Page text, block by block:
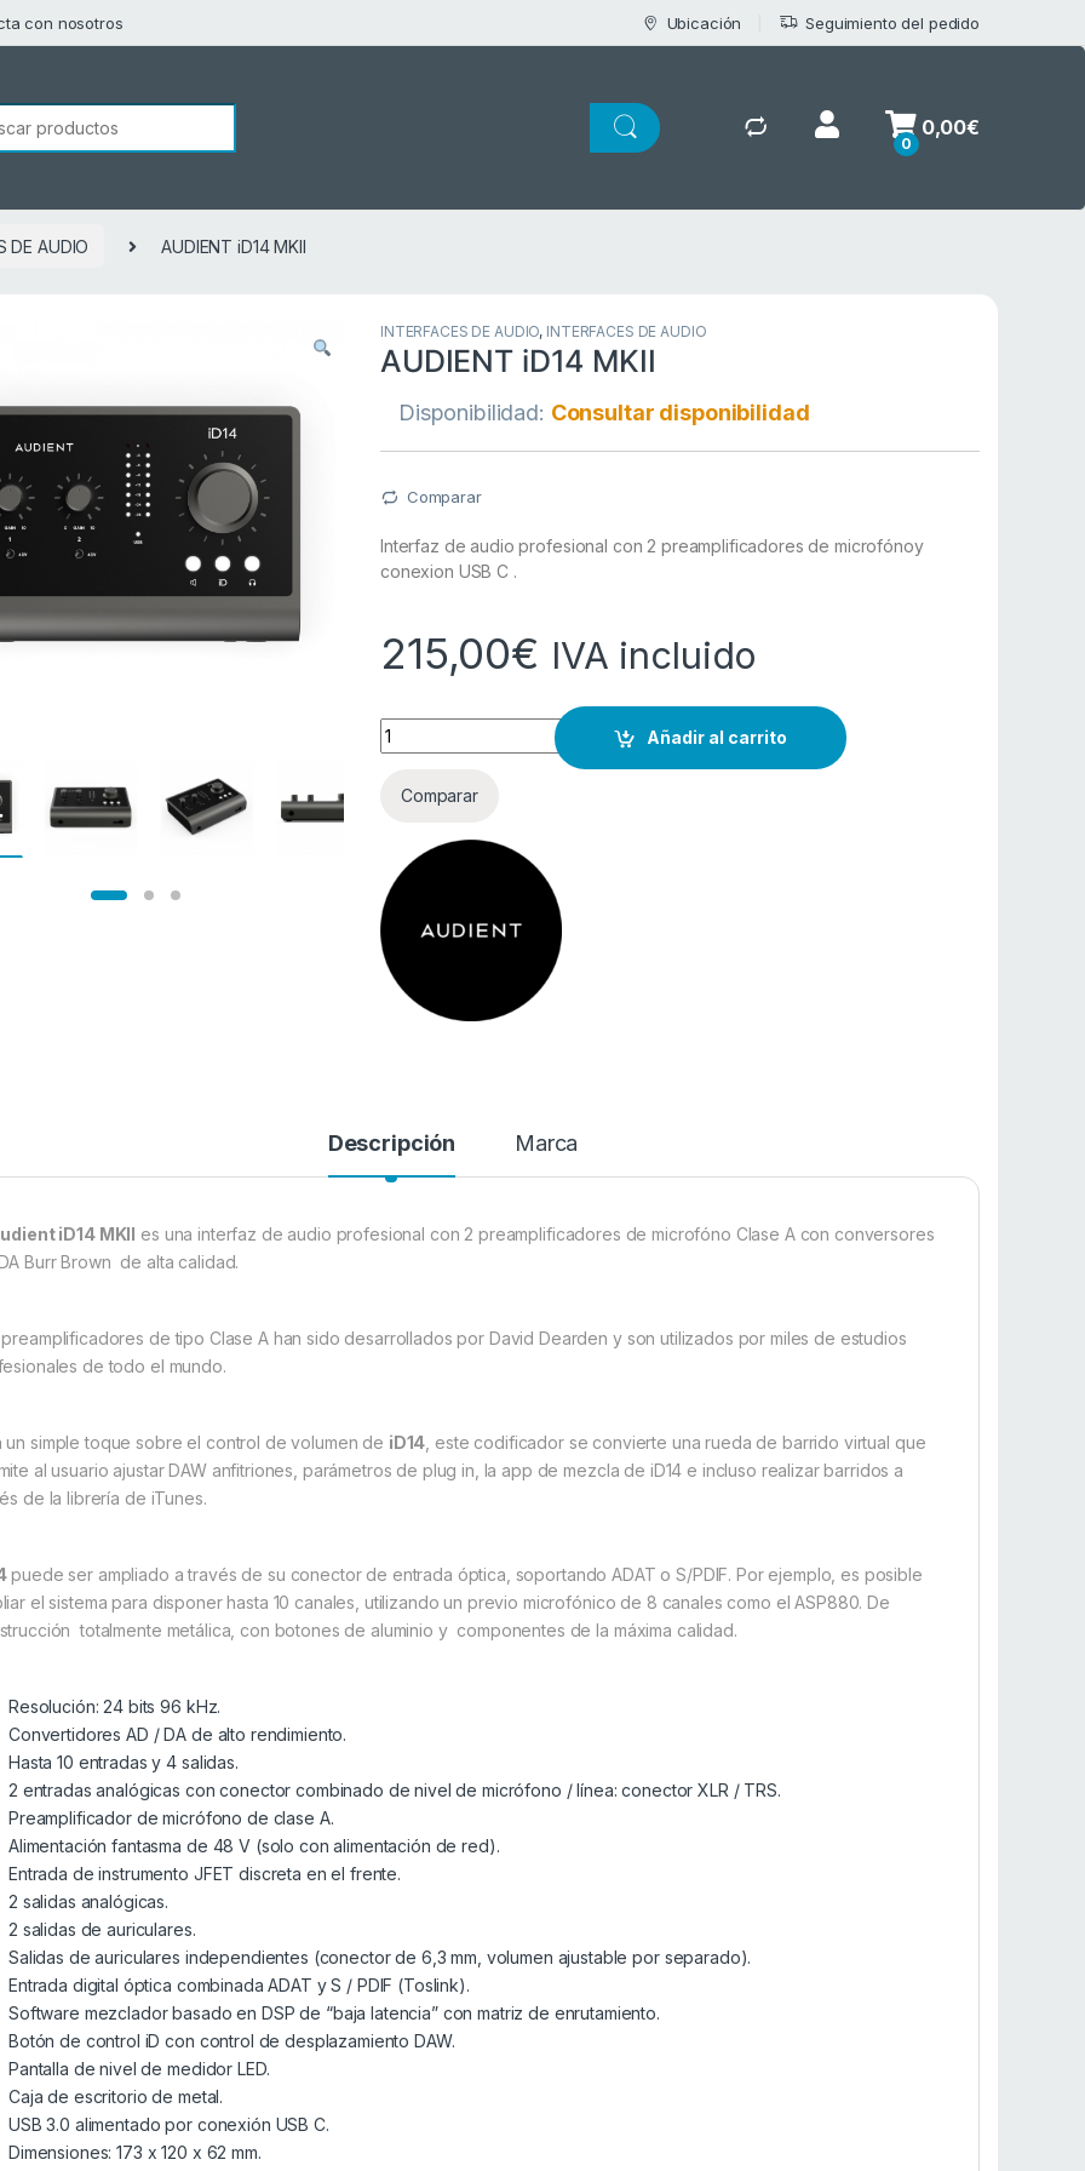
con nosotros Ubicación Seguimiento del pedido
de:
0
0,00€
DE AUDIO AUDIENT iD14 MKII
INTERFACES DE AUDIO, INTERFACES DE AUDIO
AUDIENT iD14 MKII
Disponibilidad: Consultar disponibilidad
Comparar
Interfaz de audio profesional con 2 preamplificadores de microfónoy
conexion USB C .
215,00€ IVA incluido
Cantidad
Añadir al carrito
Comparar
Descripción Marca
iD14 MKII es una interfaz de audio profesional con 2 preamplificadores de microfóno Clase A con conversores
Burr Brown de alta calidad.
de tipo Clase A han sido desarrollados por David Dearden y son utilizados por miles de estudios
de todo el mundo.
un simple toque sobre el control de volumen de iD14 , este codificador se convierte una rueda de barrido virtual que
al usuario ajustar DAW anfitriones, parámetros de plug in, la app de mezcla de iD14 e incluso realizar barridos a
de la librería de iTunes.
puede ser ampliado a través de su conector de entrada óptica, soportando ADAT o S/PDIF. Por ejemplo, es posible
el sistema para disponer hasta 10 canales, utilizando un previo microfónico de 8 canales como el ASP880. De
totalmente metálica, con botones de aluminio y componentes de la máxima calidad.
Resolución: 24 bits 96 kHz.
Convertidores AD / DA de alto rendimiento.
Hasta 10 entradas y 4 salidas.
2 entradas analógicas con conector combinado de nivel de micrófono / línea: conector XLR / TRS.
Preamplificador de micrófono de clase A.
Alimentación fantasma de 48 V (solo con alimentación de red).
Entrada de instrumento JFET discreta en el frente.
2 salidas analógicas.
2 salidas de auriculares.
Salidas de auriculares independientes (conector de 6,3 mm, volumen ajustable por separado).
Entrada digital óptica combinada ADAT y S / PDIF (Toslink).
Software mezclador basado en DSP de “baja latencia” con matriz de enrutamiento.
Botón de control iD con control de desplazamiento DAW.
Pantalla de nivel de medidor LED.
Caja de escritorio de metal.
USB 3.0 alimentado por conexión USB C.
Dimensiones: 173 x 120 x 62 mm.